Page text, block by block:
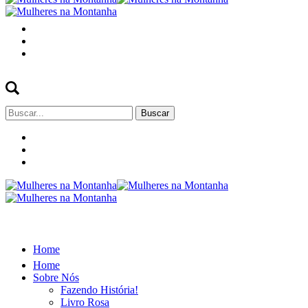
Buscar
por:
Home
Home
Sobre Nós
Fazendo História!
Livro Rosa